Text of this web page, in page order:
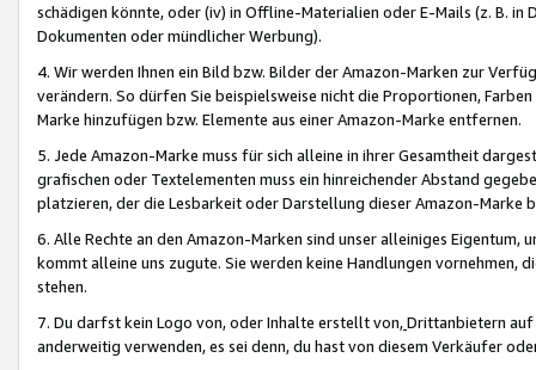
schädigen könnte, oder (iv) in Offline-Materialien oder E-Mails (z. B. in
Dokumenten oder mündlicher Werbung).
4. Wir werden Ihnen ein Bild bzw. Bilder der Amazon-Marken zur
verändern. So dürfen Sie beispielsweise nicht die Proportionen,
Marke hinzufügen bzw. Elemente aus einer Amazon-Marke entfernen.
5. Jede Amazon-Marke muss für sich alleine in ihrer Gesamtheit
grafischen oder Textelementen muss ein hinreichender Abstand
platzieren, der die Lesbarkeit oder Darstellung dieser Amazon-Marke
6. Alle Rechte an den Amazon-Marken sind unser alleiniges
kommt alleine uns zugute. Sie werden keine Handlungen vornehmen,
stehen.
7. Du darfst kein Logo von, oder Inhalte erstellt von,Drittanbietern auf
anderweitig verwenden, es sei denn, du hast von diesem Verkäufer